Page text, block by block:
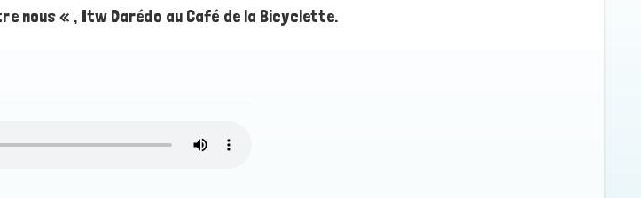
nous « , Itw Darédo au Café de la Bicyclette.